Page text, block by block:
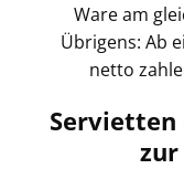
Ware am
Übrigens: Ab
netto
zur